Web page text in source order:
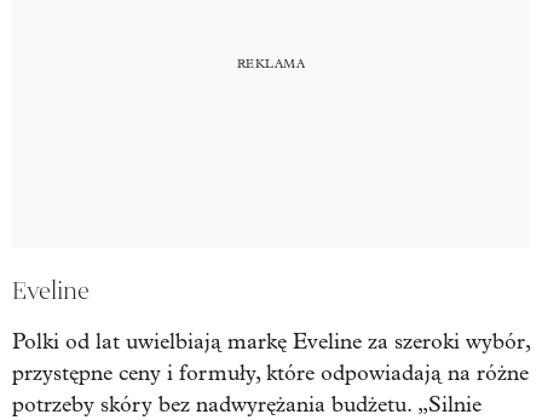
Eveline
Polki od lat uwielbiają markę Eveline za szeroki wybór,
przystępne ceny i formuły, które odpowiadają na różne
potrzeby skóry bez nadwyrężania budżetu. „Silnie